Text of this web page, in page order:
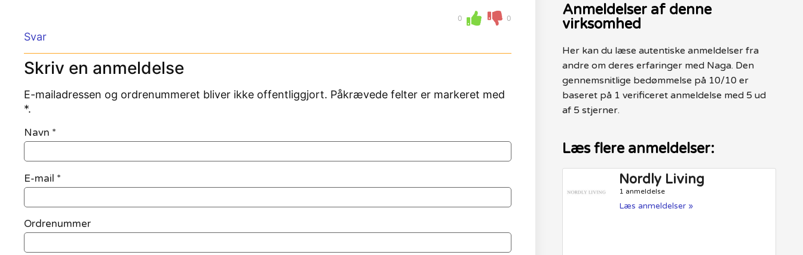
0 0
Svar
Skriv en anmeldelse
E-mailadressen og ordrenummeret bliver ikke offentliggjort. Påkrævede felter er markeret med
*.
Navn *
E-mail *
Ordrenummer
Anmeldelser af denne
virksomhed
Her kan du læse autentiske anmeldelser fra
andre om deres erfaringer med Naga. Den
gennemsnitlige bedømmelse på 10/10 er
baseret på 1 verificeret anmeldelse med 5 ud
af 5 stjerner.
Læs flere anmeldelser:
Nordly Living
1 anmeldelse
Læs anmeldelser »